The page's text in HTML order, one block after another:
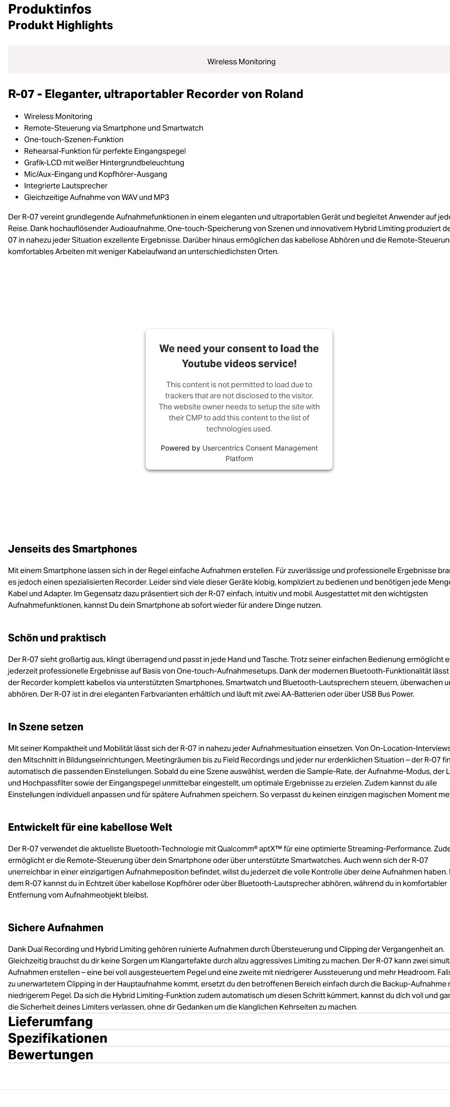
Produktinfos
Produkt Highlights
Wireless Monitoring
R-07 - Eleganter, ultraportabler Recorder von Roland
Wireless Monitoring
Remote-Steuerung via Smartphone und Smartwatch
One-touch-Szenen-Funktion
Rehearsal-Funktion für perfekte Eingangspegel
Grafik-LCD mit weißer Hintergrundbeleuchtung
Mic/Aux-Eingang und Kopfhörer-Ausgang
Integrierte Lautsprecher
Gleichzeitige Aufnahme von WAV und MP3
Der R-07 vereint grundlegende Aufnahmefunktionen in einem eleganten und ultraportablen Gerät und begleitet Anwender auf
Reise. Dank hochauflösender Audioaufnahme, One-touch-Speicherung von Szenen und innovativem Hybrid Limiting produziert
07 in nahezu jeder Situation exzellente Ergebnisse. Darüber hinaus ermöglichen das kabellose Abhören und die Remote-
komfortables Arbeiten mit weniger Kabelaufwand an unterschiedlichsten Orten.
We need your consent to load the
Youtube videos service!
This content is not permitted to load due to
trackers that are not disclosed to the visitor.
The website owner needs to setup the site with
their CMP to add this content to the list of
technologies used.
Powered by Usercentrics Consent Management
Platform
Jenseits des Smartphones
Mit einem Smartphone lassen sich in der Regel einfache Aufnahmen erstellen. Für zuverlässige und professionelle Ergebnisse
es jedoch einen spezialisierten Recorder. Leider sind viele dieser Geräte klobig, kompliziert zu bedienen und benötigen jede
Kabel und Adapter. Im Gegensatz dazu präsentiert sich der R-07 einfach, intuitiv und mobil. Ausgestattet mit den wichtigsten
Aufnahmefunktionen, kannst Du dein Smartphone ab sofort wieder für andere Dinge nutzen.
Schön und praktisch
Der R-07 sieht großartig aus, klingt überragend und passt in jede Hand und Tasche. Trotz seiner einfachen Bedienung ermöglicht
jederzeit professionelle Ergebnisse auf Basis von One-touch-Aufnahmesetups. Dank der modernen Bluetooth-Funktionalität
der Recorder komplett kabellos via unterstützten Smartphones, Smartwatch und Bluetooth-Lautsprechern steuern, überwachen
abhören. Der R-07 ist in drei eleganten Farbvarianten erhältlich und läuft mit zwei AA-Batterien oder über USB Bus Power.
In Szene setzen
Mit seiner Kompaktheit und Mobilität lässt sich der R-07 in nahezu jeder Aufnahmesituation einsetzen. Von On-Location-
den Mitschnitt in Bildungseinrichtungen, Meetingräumen bis zu Field Recordings und jeder nur erdenklichen Situation – der R-07
automatisch die passenden Einstellungen. Sobald du eine Szene auswählst, werden die Sample-Rate, der Aufnahme-Modus, der
und Hochpassfilter sowie der Eingangspegel unmittelbar eingestellt, um optimale Ergebnisse zu erzielen. Zudem kannst du alle
Einstellungen individuell anpassen und für spätere Aufnahmen speichern. So verpasst du keinen einzigen magischen Moment
Entwickelt für eine kabellose Welt
Der R-07 verwendet die aktuellste Bluetooth-Technologie mit Qualcomm® aptX™ für eine optimierte Streaming-Performance.
ermöglicht er die Remote-Steuerung über dein Smartphone oder über unterstützte Smartwatches. Auch wenn sich der R-07
unerreichbar in einer einzigartigen Aufnahmeposition befindet, willst du jederzeit die volle Kontrolle über deine Aufnahmen haben.
dem R-07 kannst du in Echtzeit über kabellose Kopfhörer oder über Bluetooth-Lautsprecher abhören, während du in komfortabler
Entfernung vom Aufnahmeobjekt bleibst.
Sichere Aufnahmen
Dank Dual Recording und Hybrid Limiting gehören ruinierte Aufnahmen durch Übersteuerung und Clipping der Vergangenheit an.
Gleichzeitig brauchst du dir keine Sorgen um Klangartefakte durch allzu aggressives Limiting zu machen. Der R-07 kann zwei
Aufnahmen erstellen – eine bei voll ausgesteuertem Pegel und eine zweite mit niedrigerer Aussteuerung und mehr Headroom.
zu unerwartetem Clipping in der Hauptaufnahme kommt, ersetzt du den betroffenen Bereich einfach durch die Backup-Aufnahme
niedrigerem Pegel. Da sich die Hybrid Limiting-Funktion zudem automatisch um diesen Schritt kümmert, kannst du dich voll und
die Sicherheit deines Limiters verlassen, ohne dir Gedanken um die klanglichen Kehrseiten zu machen.
Lieferumfang
Spezifikationen
Bewertungen